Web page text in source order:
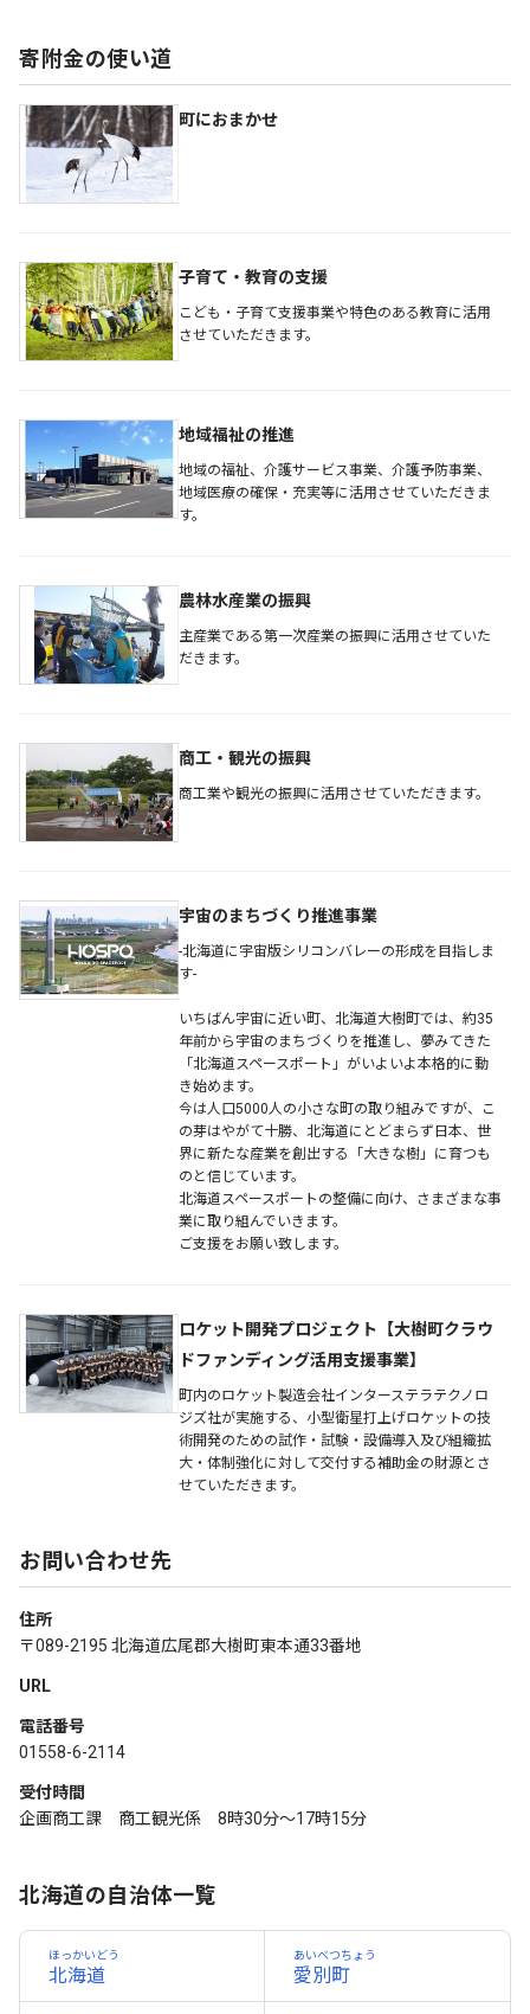
寄附金の使い道
町におまかせ
子育て・教育の支援
こども・子育て支援事業や特色のある教育に活用
させていただきます。
地域福祉の推進
地域の福祉、介護サービス事業、介護予防事業、
地域医療の確保・充実等に活用させていただきま
す。
農林水産業の振興
主産業である第一次産業の振興に活用させていた
だきます。
商工・観光の振興
商工業や観光の振興に活用させていただきます。
宇宙のまちづくり推進事業
-北海道に宇宙版シリコンバレーの形成を目指しま
す-
いちばん宇宙に近い町、北海道大樹町では、約35
年前から宇宙のまちづくりを推進し、夢みてきた
「北海道スペースポート」がいよいよ本格的に動
き始めます。
今は人口5000人の小さな町の取り組みですが、こ
の芽はやがて十勝、北海道にとどまらず日本、世
界に新たな産業を創出する「大きな樹」に育つも
のと信じています。
北海道スペースポートの整備に向け、さまざまな事
業に取り組んでいきます。
ご支援をお願い致します。
ロケット開発プロジェクト【大樹町クラウ
ドファンディング活用支援事業】
町内のロケット製造会社インターステラテクノロ
ジズ社が実施する、小型衛星打上げロケットの技
術開発のための試作・試験・設備導入及び組織拡
大・体制強化に対して交付する補助金の財源とさ
せていただきます。
お問い合わせ先
住所
〒089-2195 北海道広尾郡大樹町東本通33番地
URL
電話番号
01558-6-2114
受付時間
企画商工課 商工観光係 8時30分〜17時15分
北海道の自治体一覧
北海道
ほっかいどう
愛別町
あいベつちょう